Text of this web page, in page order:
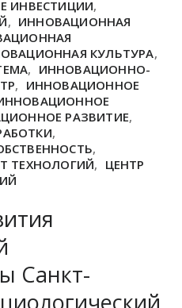
ИНВЕСТИЦИИ,
, ИННОВАЦИОННАЯ
КУЛЬТУРА,
, ИННОВАЦИОННО-
, ИННОВАЦИОННОЕ
РАЗВИТИЕ,
,
,
ТЕХНОЛОГИЙ, ЦЕНТР
Санкт-